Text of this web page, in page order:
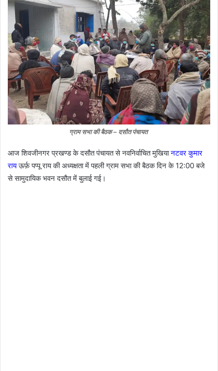
ग्राम सभा की बैठक – दसौत पंचायत
आज शिवजीनगर प्रखण्ड के दसौत पंचायत से नवनिर्वाचित मुखियानटवर कुमार
रायऊर्फ़ पप्पू राय की अध्यक्षता में पहली ग्राम सभा की बैठक दिन के 12:00 बजे
से सामुदायिक भवन दसौत में बुलाई गई।